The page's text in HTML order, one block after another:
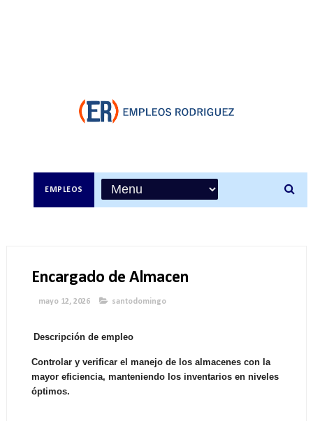
EMPLEOS
Encargado de Almacen
mayo 12, 2026 santodomingo
Descripción de empleo
Controlar y verificar el manejo de los almacenes con la
mayor eficiencia, manteniendo los inventarios en niveles
óptimos.